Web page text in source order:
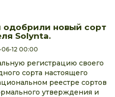
одобрили новый сорт
Solynta.
12 00:00
регистрацию своего
сорта настоящего
реестре сортов
утверждения и